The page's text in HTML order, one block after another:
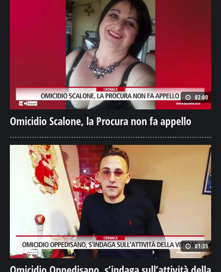
Omicidio Scalone, la Procura non fa appello
Omicidio Oppedisano, s’indaga sull’attività della
vittima